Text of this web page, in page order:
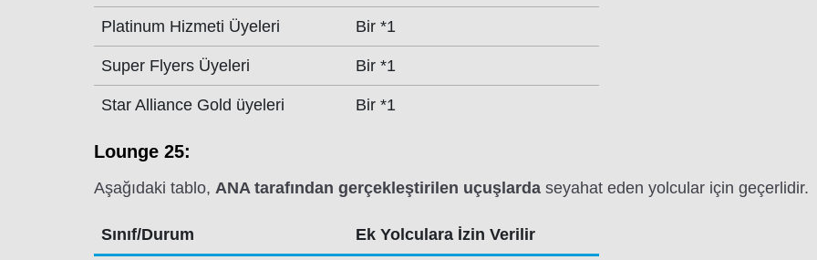
Platinum Hizmeti Üyeleri Bir *1
Super Flyers Üyeleri Bir *1
Star Alliance Gold üyeleri Bir *1
Lounge 25:
Aşağıdaki tablo, ANA tarafından gerçekleştirilen uçuşlarda seyahat eden yolcular için geçerlidir.
Sınıf/Durum Ek Yolculara İzin Verilir